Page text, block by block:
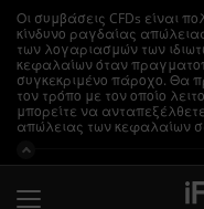
Οι συμβάσεις CFDs είναι
κίνδυνο ραγδαίας
των λογαριασμών των
κεφαλαίων όταν
συγκεκριμένο πάροχο. Θα
τον τρόπο με τον οποίο
μπορείτε να
απώλειας των κεφαλαίων